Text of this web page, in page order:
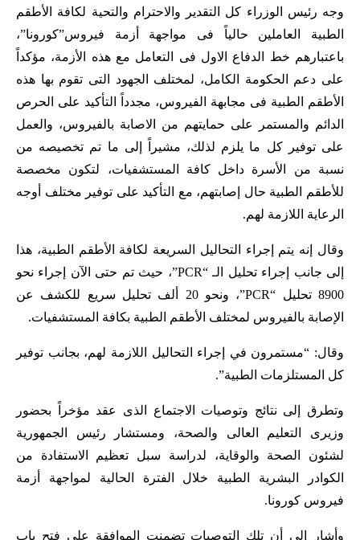
وجه رئيس الوزراء كل التقدير والاحترام والتحية لكافة الأطقم
الطبية العاملين حالياً فى مواجهة أزمة فيروس”كورونا”،
باعتبارهم خط الدفاع الاول فى التعامل مع هذه الأزمة، مؤكداً
على دعم الحكومة الكامل، لمختلف الجهود التى تقوم بها هذه
الأطقم الطبية فى مجابهة الفيروس، مجدداً التأكيد على الحرص
الدائم والمستمر على حمايتهم من الاصابة بالفيروس، والعمل
على توفير كل ما يلزم لذلك، مشيراً إلى ما تم تخصيصه من
نسبة من الأسرة داخل كافة المستشفيات، لتكون مخصصة
للأطقم الطبية حال إصابتهم، مع التأكيد على توفير مختلف أوجه
الرعاية اللازمة لهم.
وقال إنه يتم إجراء التحاليل السريعة لكافة الأطقم الطبية، هذا
إلى جانب إجراء تحليل الـ “PCR”، حيث تم حتى الآن إجراء نحو
8900 تحليل “PCR”، ونحو 20 ألف تحليل سريع للكشف عن
الإصابة بالفيروس لمختلف الأطقم الطبية بكافة المستشفيات.
وقال: “مستمرون في إجراء التحاليل اللازمة لهم، بجانب توفير
كل المستلزمات الطبية”.
وتطرق إلى نتائج وتوصيات الاجتماع الذى عقد مؤخراً بحضور
وزيرى التعليم العالى والصحة، ومستشار رئيس الجمهورية
لشئون الصحة والوقاية، لدراسة سبل تعظيم الاستفادة من
الكوادر البشرية الطبية خلال الفترة الحالية لمواجهة أزمة
فيروس كورونا.
وأشار إلى أن تلك التوصيات تضمنت الموافقة على فتح باب